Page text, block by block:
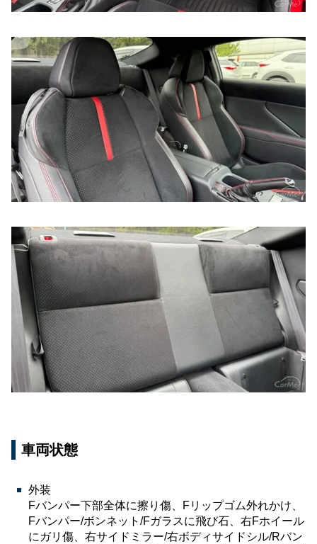
車両状態
外装
Fバンパー下部全体に擦り傷、Fリップゴム外れかけ、
Fバンパー/ボンネット/Fガラスに飛び石、右Fホイール
にガリ傷、右サイドミラー/右ボディサイドシル/Rバン